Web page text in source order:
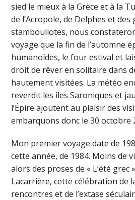
sied le mieux à la Grèce et à la
de l’Acropole, de Delphes et des
stambouliotes, nous
voyage que la fin de l’automne
humanoïdes, le four estival et
droit de rêver en solitaire dans
hautement visitées. La météo
reverdit les îles Saroniques et
l’Épire ajoutent au plaisir des
embarquons donc le 30 octobre
Mon premier voyage date de
cette année, de 1984. Moins de
alors des proses de « L’été grec
Lacarrière, cette célébration de
rencontres et de l’extase